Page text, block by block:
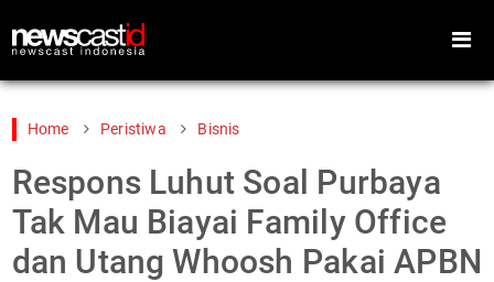
Home
Peristiwa
Gaya Hidup
Teknologi
Home Peristiwa Bisnis
Respons Luhut Soal Purbaya
Tak Mau Biayai Family Office
dan Utang Whoosh Pakai APBN